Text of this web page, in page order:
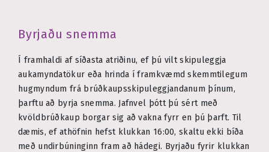
Byrjaðu snemma
Í framhaldi af síðasta atriðinu, ef þú vilt skipuleggja
aukamyndatökur eða hrinda í framkvæmd skemmtilegum
hugmyndum frá brúðkaupsskipuleggjandanum þínum,
þarftu að byrja snemma. Jafnvel þótt þú sért með
kvöldbrúðkaup borgar sig að vakna fyrr en þú þarft. Til
dæmis, ef athöfnin hefst klukkan 16:00, skaltu ekki bíða
með undirbúninginn fram að hádegi. Byrjaðu fyrir klukkan